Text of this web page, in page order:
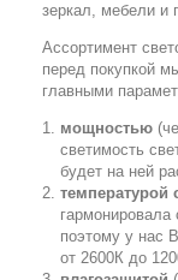
зеркал, мебели и
Ассортимент
перед покупкой
главными
мощностью
светимость
будет на ней
температурой
поэтому у нас
от 2600К до